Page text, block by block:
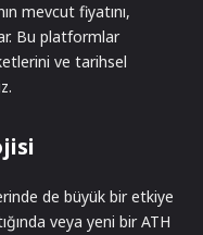
mevcut fiyatını,
Bu platformlar
ve tarihsel
de büyük bir etkiye
veya yeni bir ATH